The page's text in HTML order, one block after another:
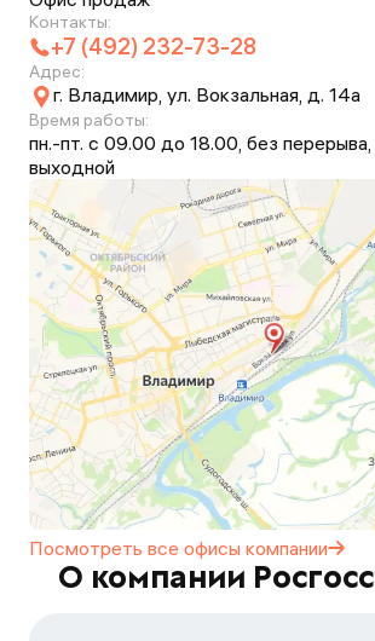
Контакты:
+7 (492) 232-73-28
Адрес:
г. Владимир, ул. Вокзальная, д. 14а
Время работы:
пн.-пт. с 09.00 до 18.00, без
выходной
Посмотреть все офисы компании
О компании